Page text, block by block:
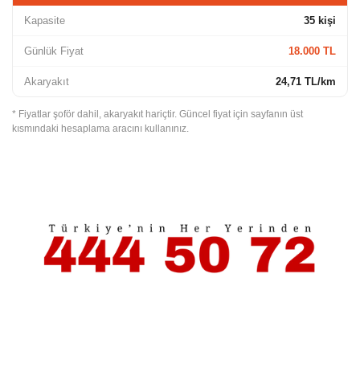
Kapasite 35 kişi
Günlük Fiyat 18.000 TL
Akaryakıt 24,71 TL/km
* Fiyatlar şoför dahil, akaryakıt hariçtir. Güncel fiyat için sayfanın üst
kısmındaki hesaplama aracını kullanınız.